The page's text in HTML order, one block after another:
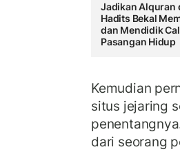
Jadikan Alquran
Hadits Bekal
dan Mendidik
Pasangan Hidup
Kemudian
situs jejaring
dari seorang